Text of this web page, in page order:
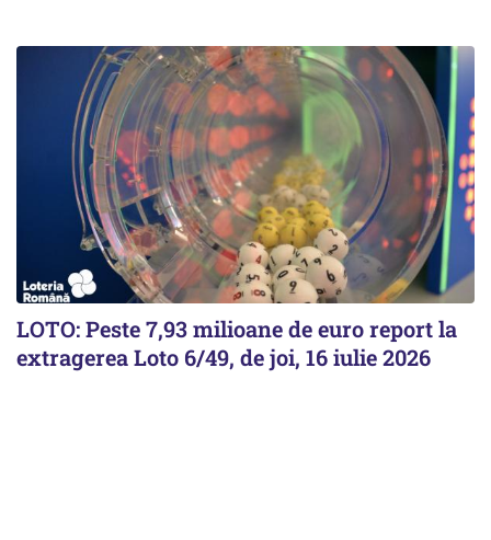
LOTO: Peste 7,93 milioane de euro report la
extragerea Loto 6/49, de joi, 16 iulie 2026